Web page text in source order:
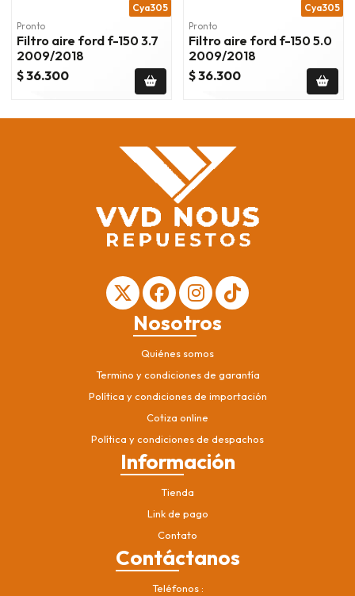
Cya305
Pronto
Filtro aire ford f-150 3.7
2009/2018
$ 36.300
Cya305
Pronto
Filtro aire ford f-150 5.0
2009/2018
$ 36.300
Nosotros
Quiénes somos
Termino y condiciones de garantía
Política y condiciones de importación
Cotiza online
Política y condiciones de despachos
Información
Tienda
Link de pago
Contato
Contáctanos
Teléfonos